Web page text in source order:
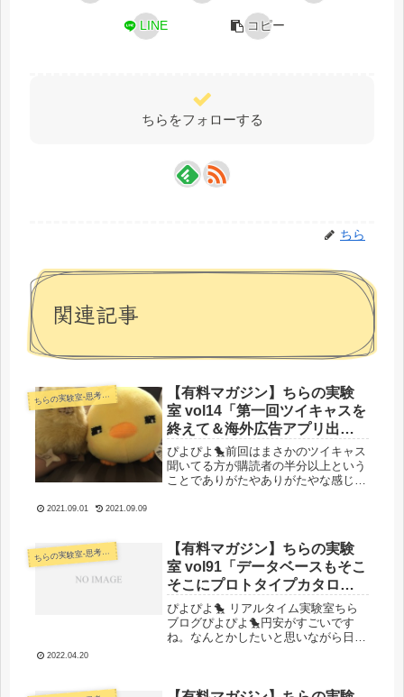
LINE コピー
ちらをフォローする
ちら
関連記事
ちらの実験室-思考・失敗談・リアルタイム実況等を発信します-
【有料マガジン】ちらの実験
室 vol14「第一回ツイキャスを
終えて＆海外広告アプリ出稿
の影響データをシェア」
ぴよぴよ🐤前回はまさかのツイキャス
聞いてる方が購読者の半分以上という
ことでありがたやありがたやな感じで
しょうかね。読者限定ツイキャスライ
ブ...
2021.09.01 2021.09.09
ちらの実験室-思考・失敗談・リアルタイム実況等を発信します-
【有料マガジン】ちらの実験
室 vol91「データベースもそこ
そこにプロトタイプカタログ
サイト作成開始／いろいろ作
りたいツールが溜まってる。
おもちゃ箱更新したいぴよお
／運用データ一式公開」
ぴよぴよ🐤 リアルタイム実験室ちら
ブログぴよぴよ🐤円安がすごいです
ね。なんとかしたいと思いながら日々
2022.04.20